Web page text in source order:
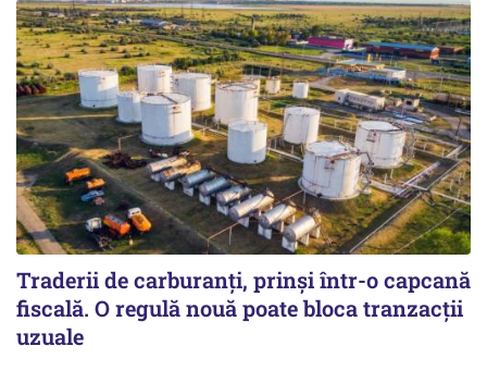
Traderii de carburanți, prinși într-o capcană
fiscală. O regulă nouă poate bloca tranzacții
uzuale